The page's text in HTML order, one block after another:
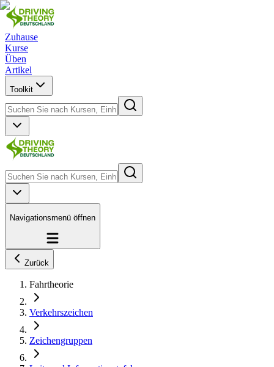
Zuhause
Kurse
Üben
Artikel
Toolkit
Navigationsmenü öffnen
Zurück
Fahrtheorie
Verkehrszeichen
Zeichengruppen